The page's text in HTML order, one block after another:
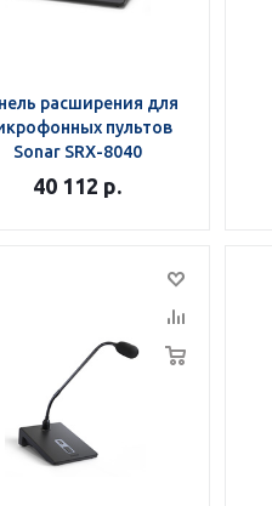
расширения для
пультов
Sonar SRX-8040
40 112 р.